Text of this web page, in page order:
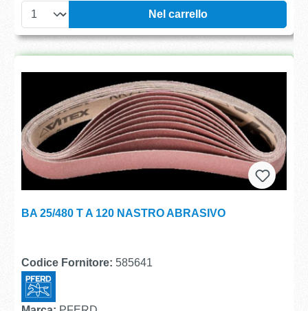
Nel carrello
BA 25/480 T A 120 NASTRO ABRASIVO
Codice Fornitore: 585641